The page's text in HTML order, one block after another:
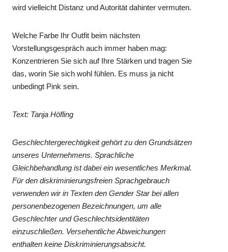
wird vielleicht Distanz und Autorität dahinter vermuten.
Welche Farbe Ihr Outfit beim nächsten
Vorstellungsgespräch auch immer haben mag:
Konzentrieren Sie sich auf Ihre Stärken und tragen Sie
das, worin Sie sich wohl fühlen. Es muss ja nicht
unbedingt Pink sein.
Text: Tanja Höfling
Geschlechtergerechtigkeit gehört zu den Grundsätzen
unseres Unternehmens. Sprachliche
Gleichbehandlung ist dabei ein wesentliches Merkmal.
Für den diskriminierungsfreien Sprachgebrauch
verwenden wir in Texten den Gender Star bei allen
personenbezogenen Bezeichnungen, um alle
Geschlechter und Geschlechtsidentitäten
einzuschließen. Versehentliche Abweichungen
enthalten keine Diskriminierungsabsicht.